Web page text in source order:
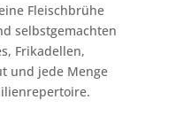
Fleischbrühe
selbstgemachten
Frikadellen,
und jede Menge